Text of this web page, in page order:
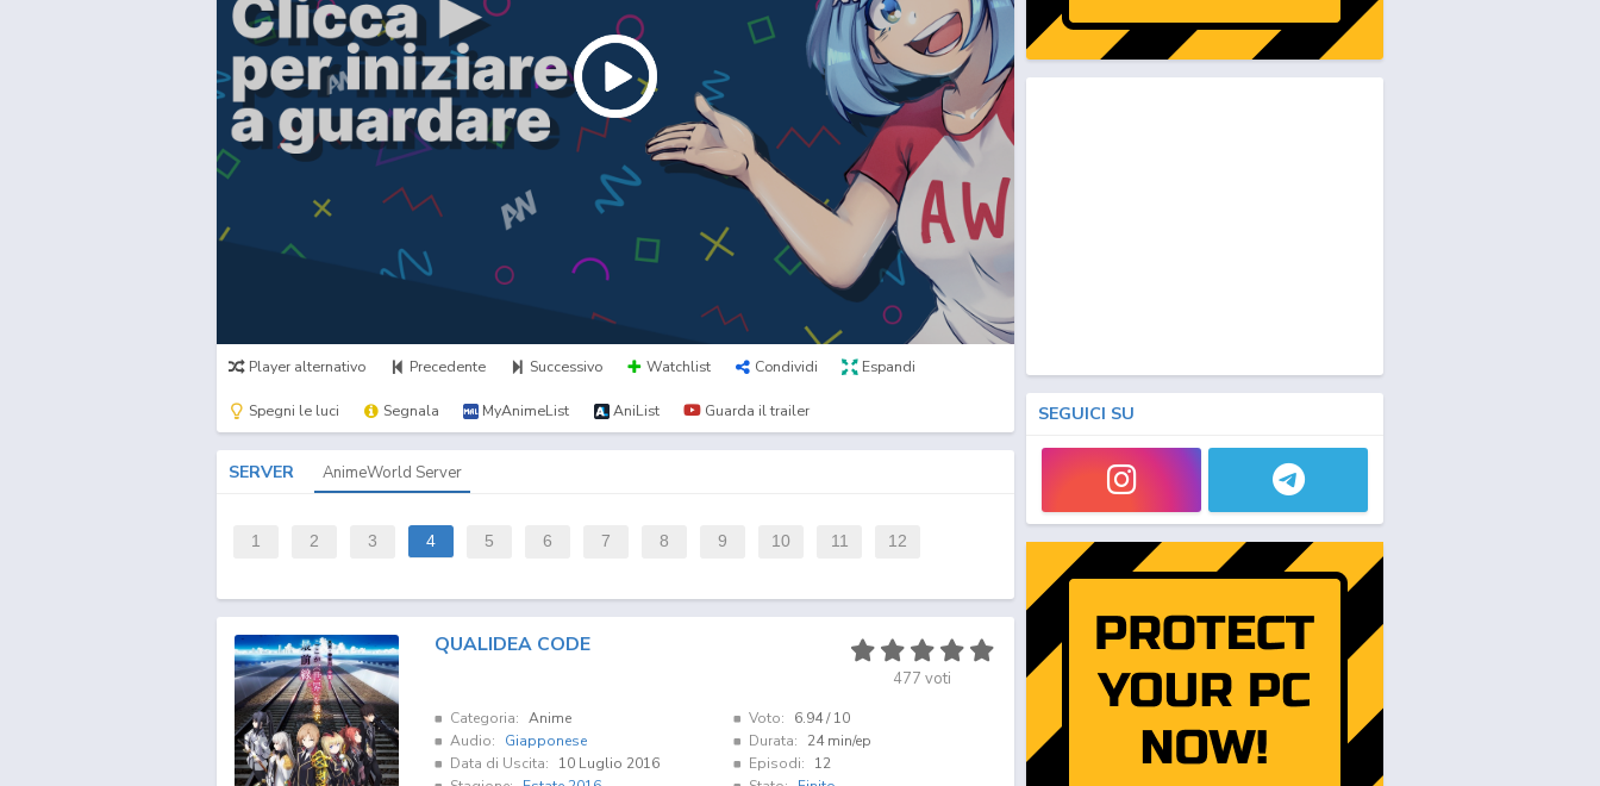
Player alternativo Precedente Successivo Watchlist Condividi Espandi
Spegni le luci Segnala MyAnimeList AniList Guarda il trailer
SERVER AnimeWorld Server
1 2 3 4 5 6 7 8 9 10 11 12
QUALIDEA CODE
477 voti
Categoria: Anime
Audio:
Giapponese
Data di Uscita:
10 Luglio 2016
Voto: 6.94/ 10
Durata:
24 min/ep
Episodi:
12
SEGUICI SU